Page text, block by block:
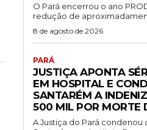
O Pará encerrou o ano
redução de
8 de agosto de 2026
PARÁ
JUSTIÇA APONTA
EM HOSPITAL E
SANTARÉM A
500 MIL POR MORTE
A Justiça do Pará condenou